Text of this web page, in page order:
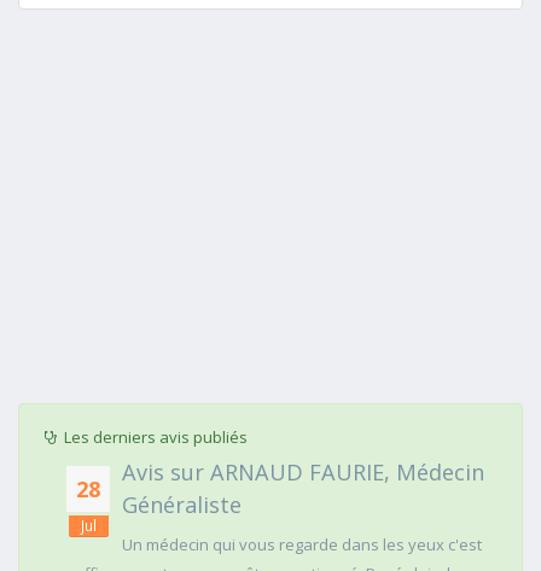
Les derniers avis publiés
28
Jul
Avis sur ARNAUD FAURIE, Médecin
Généraliste
Un médecin qui vous regarde dans les yeux c'est